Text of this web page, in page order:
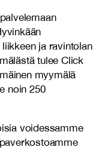
ja ravintolan
tulee Click
myymälä
noin 250
voidessamme